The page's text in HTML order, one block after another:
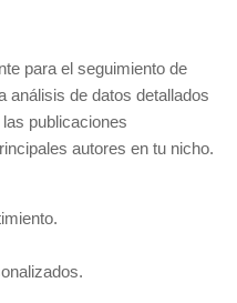
para el seguimiento de
análisis de datos detallados
publicaciones
autores en tu nicho.